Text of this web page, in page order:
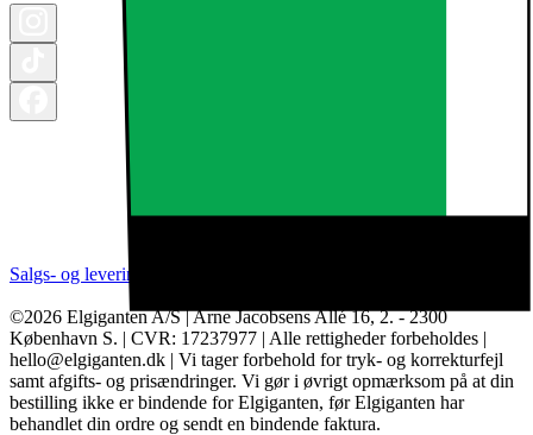
Salgs- og leveringsbetingelser
©2026 Elgiganten A/S | Arne Jacobsens Allé 16, 2. - 2300
København S. | CVR: 17237977 | Alle rettigheder forbeholdes |
hello@elgiganten.dk | Vi tager forbehold for tryk- og korrekturfejl
samt afgifts- og prisændringer. Vi gør i øvrigt opmærksom på at din
bestilling ikke er bindende for Elgiganten, før Elgiganten har
behandlet din ordre og sendt en bindende faktura.